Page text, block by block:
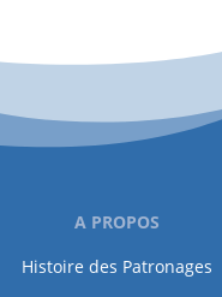
A PROPOS
Histoire des Patronages